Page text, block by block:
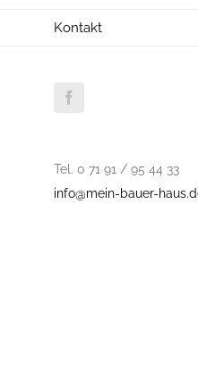
Kontakt
Facebook
Tel. 0 71 91 / 95 44 33
info@mein-bauer-